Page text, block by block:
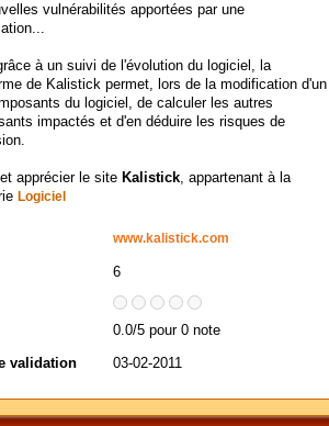
vulnérabilités apportées par une
à un suivi de l'évolution du logiciel, la
de Kalistick permet, lors de la modification d'un
du logiciel, de calculer les autres
impactés et d'en déduire les risques de
apprécier le site Kalistick, appartenant à la
Logiciel
www.kalistick.com
6
0.0/5 pour 0 note
validation
03-02-2011